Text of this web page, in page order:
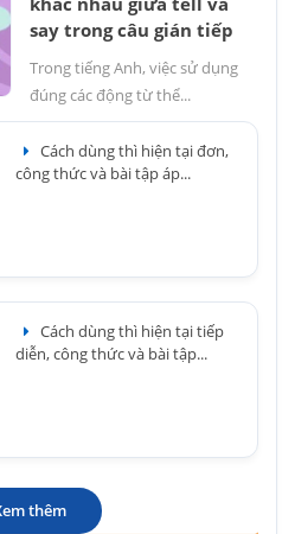
say trong câu gián tiếp
Trong tiếng Anh, việc sử dụng
đúng các động từ thể...
Cách dùng thì hiện tại đơn,
công thức và bài tập áp...
Cách dùng thì hiện tại tiếp
diễn, công thức và bài tập...
thêm